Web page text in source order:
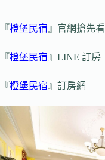
『橙堡民宿 』官網搶先看
『橙堡民宿 』LINE 訂房
『橙堡民宿 』訂房網